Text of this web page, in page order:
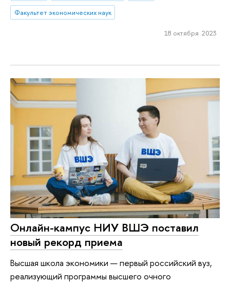
Факультет экономических наук
18 октября 2023
Онлайн-кампус НИУ ВШЭ поставил
новый рекорд приема
Высшая школа экономики — первый российский вуз,
реализующий программы высшего очного